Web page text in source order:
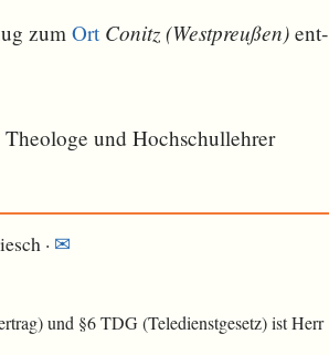
zum Ort Conitz (Westpreußen) ent­
und Hochschullehrer
· ✉
und §6 TDG (Teledienstgesetz) ist Herr